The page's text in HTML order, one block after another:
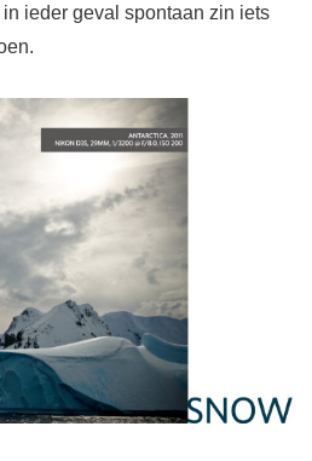
ieder geval spontaan zin iets